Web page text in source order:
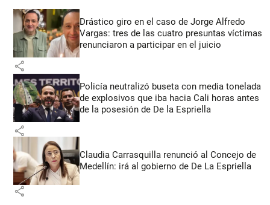
Drástico giro en el caso de Jorge Alfredo
Vargas: tres de las cuatro presuntas víctimas
renunciaron a participar en el juicio
share
Policía neutralizó buseta con media tonelada
de explosivos que iba hacia Cali horas antes
de la posesión de De la Espriella
share
Claudia Carrasquilla renunció al Concejo de
Medellín: irá al gobierno de De La Espriella
share